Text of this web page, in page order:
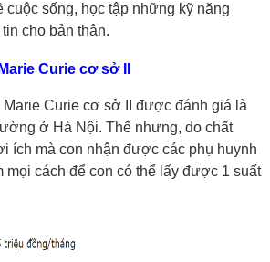
cuộc sống, học tập những kỹ năng
cho bản thân.
Curie cơ sở II
Curie cơ sở II được đánh giá là
ở Hà Nội. Thế nhưng, do chất
ích mà con nhận được các phụ huynh
mọi cách để con có thể lấy được 1 suất